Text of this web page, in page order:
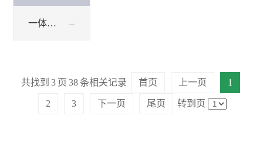
一体化工业废水处理设备
共找到 3 页 38条相关记录 首页 上一页 1
2 3 下一页 尾页 转到页